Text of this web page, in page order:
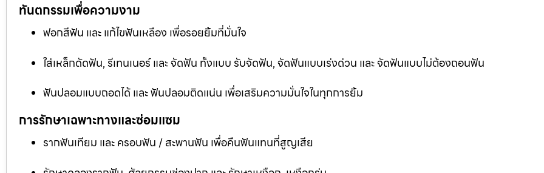
ทันตกรรมเพื่อความงาม
ฟอกสีฟัน และ แก้ไขฟันเหลือง เพื่อรอยยิ้มที่มั่นใจ
ใส่เหล็กดัดฟัน, รีเทนเนอร์ และ จัดฟัน ทั้งแบบ รับจัดฟัน, จัดฟันแบบเร่งด่วน และ จัดฟันแบบไม่ต้องถอนฟัน
ฟันปลอมแบบถอดได้ และ ฟันปลอมติดแน่น เพื่อเสริมความมั่นใจในทุกการยิ้ม
การรักษาเฉพาะทางและซ่อมแซม
รากฟันเทียม และ ครอบฟัน / สะพานฟัน เพื่อคืนฟันแทนที่สูญเสีย